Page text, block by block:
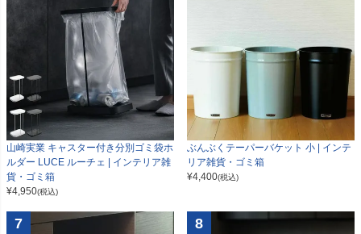
山崎実業 キャスター付き分別ゴミ袋ホ
ルダー LUCE ルーチェ | インテリア雑
貨・ゴミ箱
¥4,950(税込)
ぶんぶくテーパーバケット 小 | インテ
リア雑貨・ゴミ箱
¥4,400(税込)
7 8